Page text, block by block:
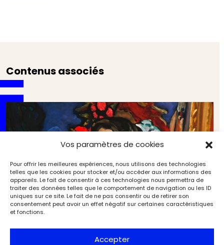
Vos paramètres de cookies
Pour offrir les meilleures expériences, nous utilisons des technologies
telles que les cookies pour stocker et/ou accéder aux informations des
appareils. Le fait de consentir à ces technologies nous permettra de
traiter des données telles que le comportement de navigation ou les ID
uniques sur ce site. Le fait de ne pas consentir ou de retirer son
consentement peut avoir un effet négatif sur certaines caractéristiques
et fonctions.
Accepter
Contenus associés